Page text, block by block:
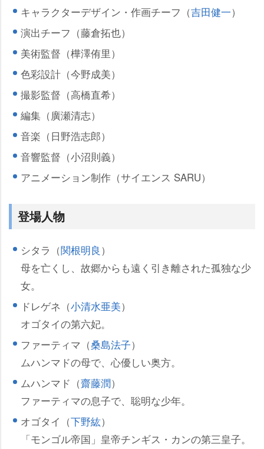
キャラクターデザイン・作画チーフ（吉田健一）
演出チーフ（藤倉拓也）
美術監督（樺澤侑里）
色彩設計（今野成美）
撮影監督（高橋直希）
編集（廣瀬清志）
音楽（日野浩志郎）
音響監督（小沼則義）
アニメーション制作（サイエンス SARU）
登場人物
シタラ（関根明良 ）
母を亡くし、故郷からも遠く引き離された孤独な少
女。
ドレゲネ（小清水亜美）
オゴタイの第六妃。
ファーティマ（桑島法子）
ムハンマドの母で、心優しい奥方。
ムハンマド（齋藤潤）
ファーティマの息子で、聡明な少年。
オゴタイ（下野紘）
「モンゴル帝国」皇帝チンギス・カンの第三皇子。